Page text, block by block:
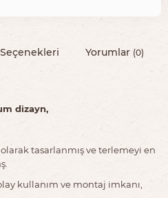
Yorumlar (0)
dizayn,
tasarlanmış ve terlemeyi en
kullanım ve montaj imkanı,